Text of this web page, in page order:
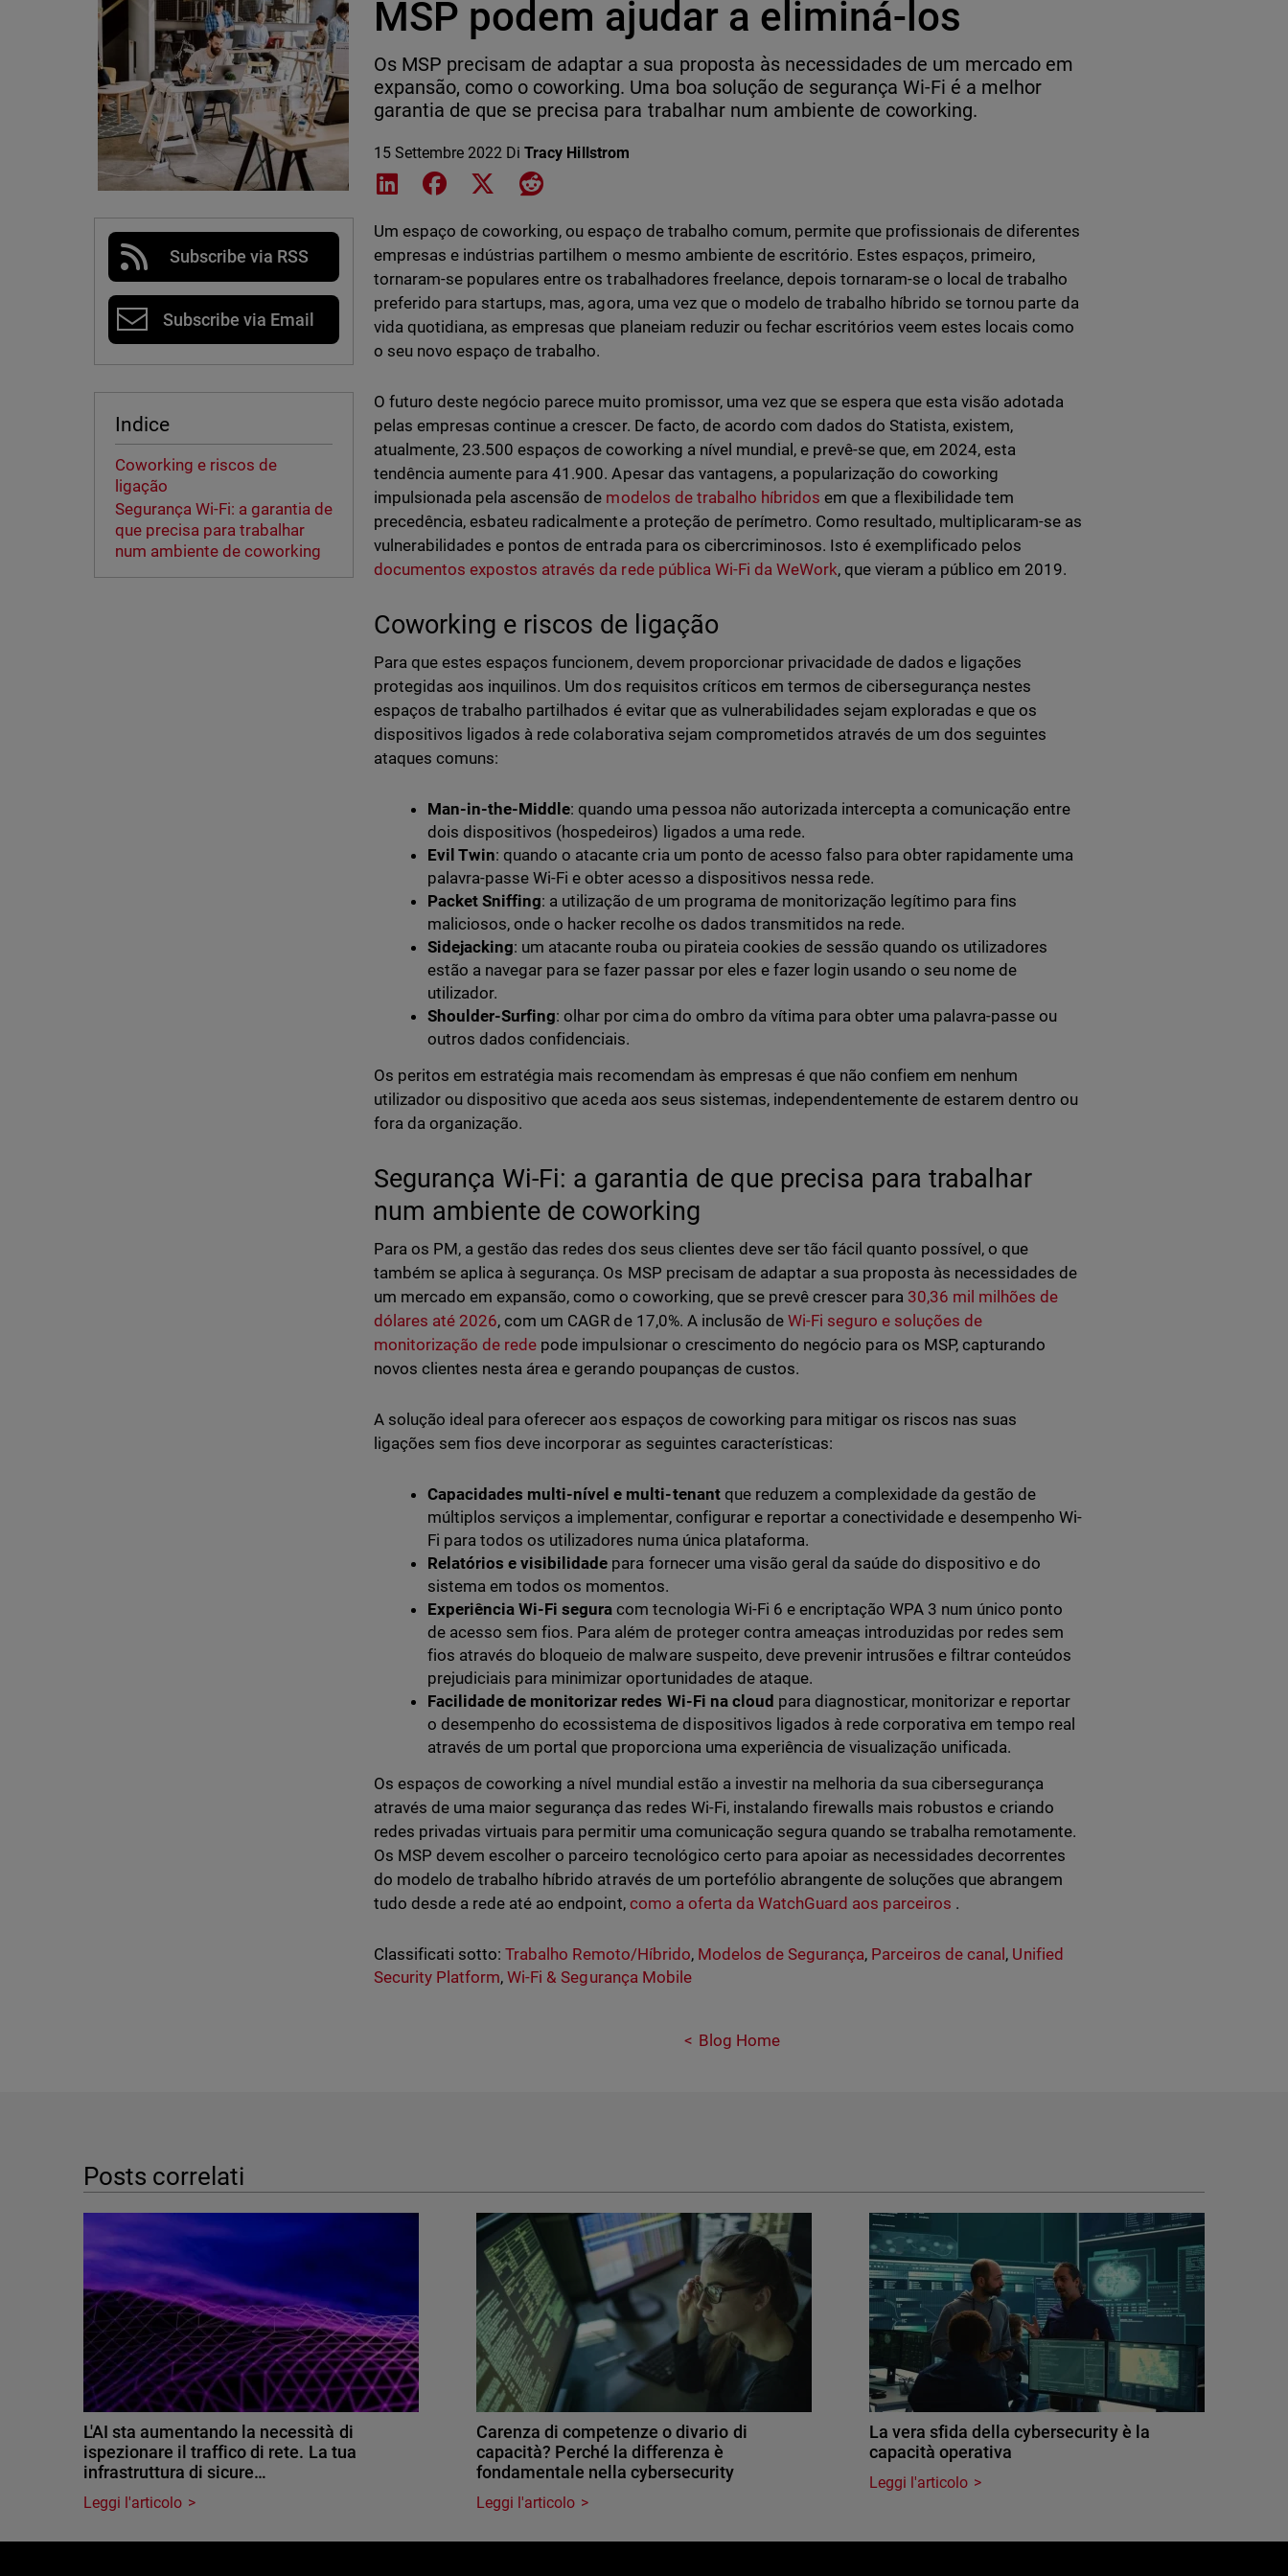
Subscribe via RSS
Subscribe via Email
Indice
Coworking e riscos de
ligação
Segurança Wi-Fi: a garantia de
que precisa para trabalhar
num ambiente de coworking
MSP podem ajudar a eliminá-los
Os MSP precisam de adaptar a sua proposta às necessidades de um mercado em
expansão, como o coworking. Uma boa solução de segurança Wi-Fi é a melhor
garantia de que se precisa para trabalhar num ambiente de coworking.
15 Settembre 2022 DiTracy Hillstrom
Share on LinkedIn
Share on Facebook
Share on XShare on Reddit
Um espaço de coworking, ou espaço de trabalho comum, permite que profissionais de diferentes
empresas e indústrias partilhem o mesmo ambiente de escritório. Estes espaços, primeiro,
tornaram-se populares entre os trabalhadores freelance, depois tornaram-se o local de trabalho
preferido para startups, mas, agora, uma vez que o modelo de trabalho híbrido se tornou parte da
vida quotidiana, as empresas que planeiam reduzir ou fechar escritórios veem estes locais como
o seu novo espaço de trabalho.
O futuro deste negócio parece muito promissor, uma vez que se espera que esta visão adotada
pelas empresas continue a crescer. De facto, de acordo com dados do Statista, existem,
atualmente, 23.500 espaços de coworking a nível mundial, e prevê-se que, em 2024, esta
tendência aumente para 41.900. Apesar das vantagens, a popularização do coworking
impulsionada pela ascensão de modelos de trabalho híbridos em que a flexibilidade tem
precedência, esbateu radicalmente a proteção de perímetro. Como resultado, multiplicaram-se as
vulnerabilidades e pontos de entrada para os cibercriminosos. Isto é exemplificado pelos
documentos expostos através da rede pública Wi-Fi da WeWork, que vieram a público em 2019.
Coworking e riscos de ligação
Para que estes espaços funcionem, devem proporcionar privacidade de dados e ligações
protegidas aos inquilinos. Um dos requisitos críticos em termos de cibersegurança nestes
espaços de trabalho partilhados é evitar que as vulnerabilidades sejam exploradas e que os
dispositivos ligados à rede colaborativa sejam comprometidos através de um dos seguintes
ataques comuns:
Man-in-the-Middle: quando uma pessoa não autorizada intercepta a comunicação entre
dois dispositivos (hospedeiros) ligados a uma rede.
Evil Twin: quando o atacante cria um ponto de acesso falso para obter rapidamente uma
palavra-passe Wi-Fi e obter acesso a dispositivos nessa rede.
Packet Sniffing: a utilização de um programa de monitorização legítimo para fins
maliciosos, onde o hacker recolhe os dados transmitidos na rede.
Sidejacking: um atacante rouba ou pirateia cookies de sessão quando os utilizadores
estão a navegar para se fazer passar por eles e fazer login usando o seu nome de
utilizador.
Shoulder-Surfing: olhar por cima do ombro da vítima para obter uma palavra-passe ou
outros dados confidenciais.
Os peritos em estratégia mais recomendam às empresas é que não confiem em nenhum
utilizador ou dispositivo que aceda aos seus sistemas, independentemente de estarem dentro ou
fora da organização.
Segurança Wi-Fi: a garantia de que precisa para trabalhar
num ambiente de coworking
Para os PM, a gestão das redes dos seus clientes deve ser tão fácil quanto possível, o que
também se aplica à segurança. Os MSP precisam de adaptar a sua proposta às necessidades de
um mercado em expansão, como o coworking, que se prevê crescer para 30,36 mil milhões de
dólares até 2026, com um CAGR de 17,0%. A inclusão de Wi-Fi seguro e soluções de
monitorização de rede pode impulsionar o crescimento do negócio para os MSP, capturando
novos clientes nesta área e gerando poupanças de custos.
A solução ideal para oferecer aos espaços de coworking para mitigar os riscos nas suas
ligações sem fios deve incorporar as seguintes características:
Capacidades multi-nível e multi-tenantque reduzem a complexidade da gestão de
múltiplos serviços a implementar, configurar e reportar a conectividade e desempenho Wi-
Fi para todos os utilizadores numa única plataforma.
Relatórios e visibilidade para fornecer uma visão geral da saúde do dispositivo e do
sistema em todos os momentos.
Experiência Wi-Fi segura com tecnologia Wi-Fi 6 e encriptação WPA 3 num único ponto
de acesso sem fios. Para além de proteger contra ameaças introduzidas por redes sem
fios através do bloqueio de malware suspeito, deve prevenir intrusões e filtrar conteúdos
prejudiciais para minimizar oportunidades de ataque.
Facilidade de monitorizar redes Wi-Fi na cloud para diagnosticar, monitorizar e reportar
o desempenho do ecossistema de dispositivos ligados à rede corporativa em tempo real
através de um portal que proporciona uma experiência de visualização unificada.
Os espaços de coworking a nível mundial estão a investir na melhoria da sua cibersegurança
através de uma maior segurança das redes Wi-Fi, instalando firewalls mais robustos e criando
redes privadas virtuais para permitir uma comunicação segura quando se trabalha remotamente.
Os MSP devem escolher o parceiro tecnológico certo para apoiar as necessidades decorrentes
do modelo de trabalho híbrido através de um portefólio abrangente de soluções que abrangem
tudo desde a rede até ao endpoint, como a oferta da WatchGuard aos parceiros .
Classificati sotto: Trabalho Remoto/Híbrido, Modelos de Segurança, Parceiros de canal , Unified
Security Platform,Wi-Fi & Segurança Mobile
Blog Home
Posts correlati
L'AI sta aumentando la necessità di
ispezionare il traffico di rete. La tua
infrastruttura di sicure…
Leggi l'articolo
Carenza di competenze o divario di
capacità? Perché la differenza è
fondamentale nella cybersecurity
Leggi l'articolo
La vera sfida della cybersecurity è la
capacità operativa
Leggi l'articolo